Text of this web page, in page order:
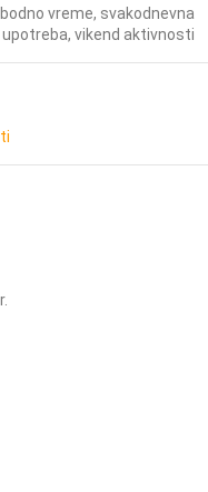
vreme, svakodnevna
upotreba, vikend aktivnosti